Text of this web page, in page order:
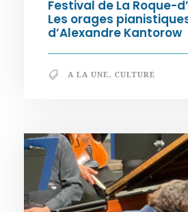
Festival de La Roque-
Les orages
d’Alexandre Kantorow
A LA UNE, CULTURE